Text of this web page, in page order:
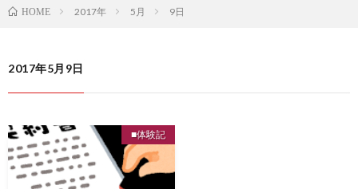
HOME 2017年 5月 9日
2017年5月9日
■体験記